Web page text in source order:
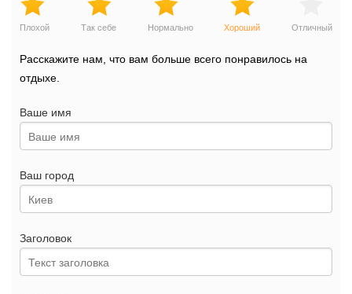
Плохой Так себе Нормально Хороший Отличный
Расскажите нам, что вам больше всего понравилось на
отдыхе.
Ваше имя
Ваш город
Заголовок